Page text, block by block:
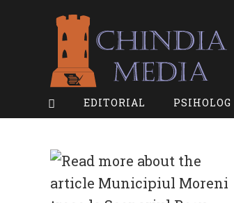
EDITORIAL PSIHOLOG